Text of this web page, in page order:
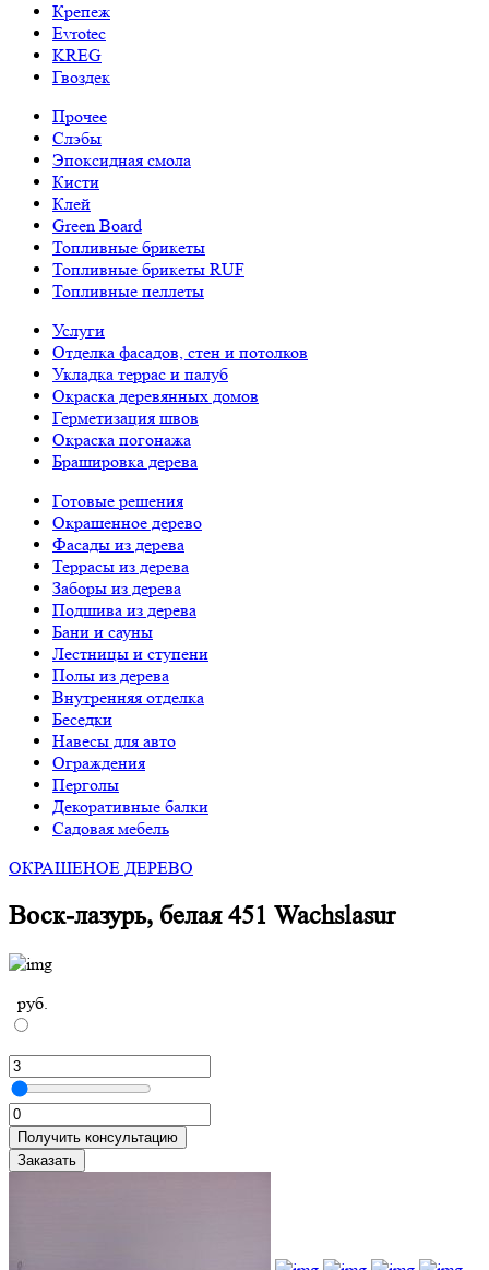
Крепеж
Evrotec
KREG
Гвоздек
Прочее
Слэбы
Эпоксидная смола
Кисти
Клей
Green Board
Топливные брикеты
Топливные брикеты RUF
Топливные пеллеты
Услуги
Отделка фасадов, стен и потолков
Укладка террас и палуб
Окраска деревянных домов
Герметизация швов
Окраска погонажа
Брашировка дерева
Готовые решения
Окрашенное дерево
Фасады из дерева
Террасы из дерева
Заборы из дерева
Подшива из дерева
Бани и сауны
Лестницы и ступени
Полы из дерева
Внутренняя отделка
Беседки
Навесы для авто
Ограждения
Перголы
Декоративные балки
Садовая мебель
ОКРАШЕНОЕ ДЕРЕВО
Воск-лазурь, белая 451 Wachslasur
руб.
Получить консультацию
Заказать